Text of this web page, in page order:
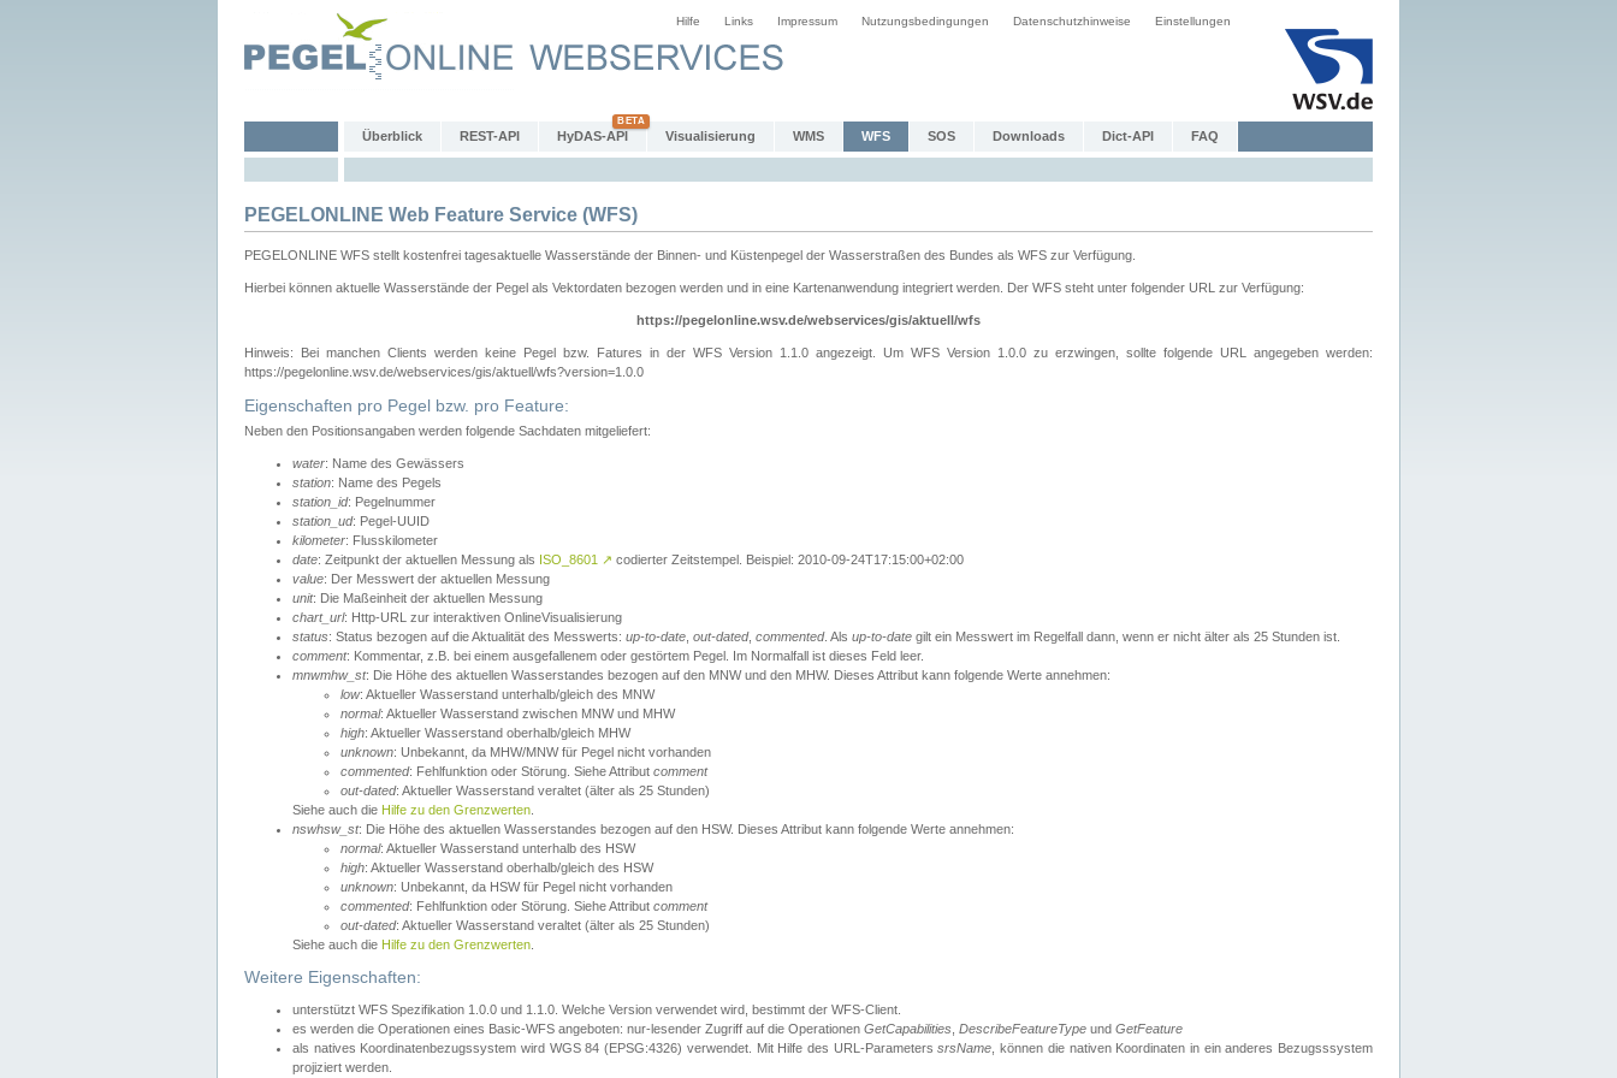
Hilfe Links Impressum Nutzungsbedingungen Datenschutzhinweise Einstellungen
Überblick REST-API HyDAS-API Visualisierung WMS WFS SOS Downloads Dict-API FAQ
PEGELONLINE Web Feature Service (WFS)
PEGELONLINE WFS stellt kostenfrei tagesaktuelle Wasserstände der Binnen- und Küstenpegel der Wasserstraßen des Bundes als WFS zur Verfügung.
Hierbei können aktuelle Wasserstände der Pegel als Vektordaten bezogen werden und in eine Kartenanwendung integriert werden. Der WFS steht unter folgender URL zur Verfügung:
https://pegelonline.wsv.de/webservices/gis/aktuell/wfs
Hinweis: Bei manchen Clients werden keine Pegel bzw. Fatures in der WFS Version 1.1.0 angezeigt. Um WFS Version 1.0.0 zu erzwingen, sollte folgende URL angegeben werden:
https://pegelonline.wsv.de/webservices/gis/aktuell/wfs?version=1.0.0
Eigenschaften pro Pegel bzw. pro Feature:
Neben den Positionsangaben werden folgende Sachdaten mitgeliefert:
water: Name des Gewässers
station: Name des Pegels
station_id: Pegelnummer
station_ud: Pegel-UUID
kilometer: Flusskilometer
date: Zeitpunkt der aktuellen Messung als ISO_8601 ↗ codierter Zeitstempel. Beispiel: 2010-09-24T17:15:00+02:00
value: Der Messwert der aktuellen Messung
unit: Die Maßeinheit der aktuellen Messung
chart_url: Http-URL zur interaktiven OnlineVisualisierung
status: Status bezogen auf die Aktualität des Messwerts: up-to-date out-dated, commented. Als up-to-date gilt ein Messwert im Regelfall dann, wenn er nicht älter als 25 Stunden ist.
comment: Kommentar, z.B. bei einem ausgefallenem oder gestörtem Pegel. Im Normalfall ist dieses Feld leer.
mnwmhw_st: Die Höhe des aktuellen Wasserstandes bezogen auf den MNW und den MHW. Dieses Attribut kann folgende Werte annehmen:
low: Aktueller Wasserstand unterhalb/gleich des MNW
normal: Aktueller Wasserstand zwischen MNW und MHW
high: Aktueller Wasserstand oberhalb/gleich MHW
unknown: Unbekannt, da MHW/MNW für Pegel nicht vorhanden
commented: Fehlfunktion oder Störung. Siehe Attribut comment
out-dated: Aktueller Wasserstand veraltet (älter als 25 Stunden)
Siehe auch die Hilfe zu den Grenzwerten
nswhsw_st: Die Höhe des aktuellen Wasserstandes bezogen auf den HSW. Dieses Attribut kann folgende Werte annehmen:
normal: Aktueller Wasserstand unterhalb des HSW
high: Aktueller Wasserstand oberhalb/gleich des HSW
unknown: Unbekannt, da HSW für Pegel nicht vorhanden
commented: Fehlfunktion oder Störung. Siehe Attribut comment
out-dated: Aktueller Wasserstand veraltet (älter als 25 Stunden)
Siehe auch die Hilfe zu den Grenzwerten
Weitere Eigenschaften:
unterstützt WFS Spezifikation 1.0.0 und 1.1.0. Welche Version verwendet wird, bestimmt der WFS-Client.
es werden die Operationen eines Basic-WFS angeboten: nur-lesender Zugriff auf die Operationen GetCapabilities DescribeFeatureType und GetFeature
als natives Koordinatenbezugssystem wird WGS 84 (EPSG:4326) verwendet. Mit Hilfe des URL-ParameterssrsName , können die nativen Koordinaten in ein anderes Bezugsssystem
projiziert werden.